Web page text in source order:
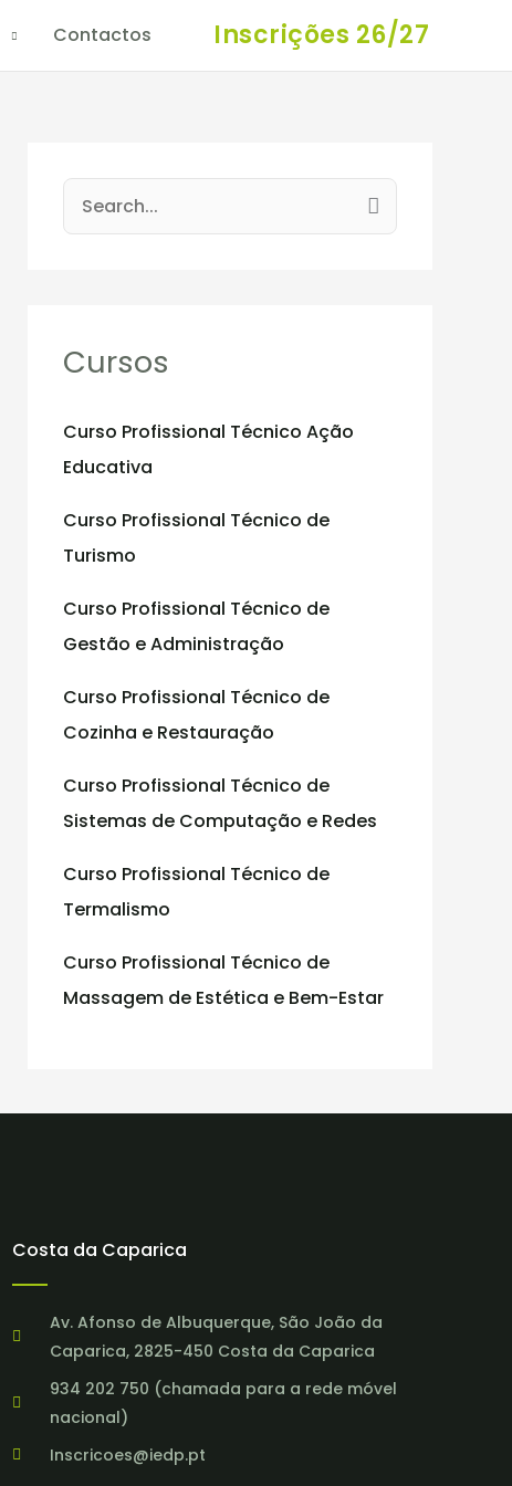
Contactos Inscrições 26/27
c
f
o
:
Cursos
Curso Profissional Técnico Ação
Educativa
Curso Profissional Técnico de
Turismo
Curso Profissional Técnico de
Gestão e Administração
Curso Profissional Técnico de
Cozinha e Restauração
Curso Profissional Técnico de
Sistemas de Computação e Redes
Curso Profissional Técnico de
Termalismo
Curso Profissional Técnico de
Massagem de Estética e Bem-Estar
Costa da Caparica
Av. Afonso de Albuquerque, São João da
Caparica, 2825-450 Costa da Caparica
934 202 750 (chamada para a rede móvel
nacional)
Inscricoes@iedp.pt